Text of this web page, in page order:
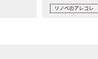
リノベのアレコレ